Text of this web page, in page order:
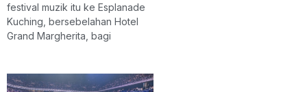
festival muzik itu ke Esplanade
Kuching, bersebelahan Hotel
Grand Margherita, bagi